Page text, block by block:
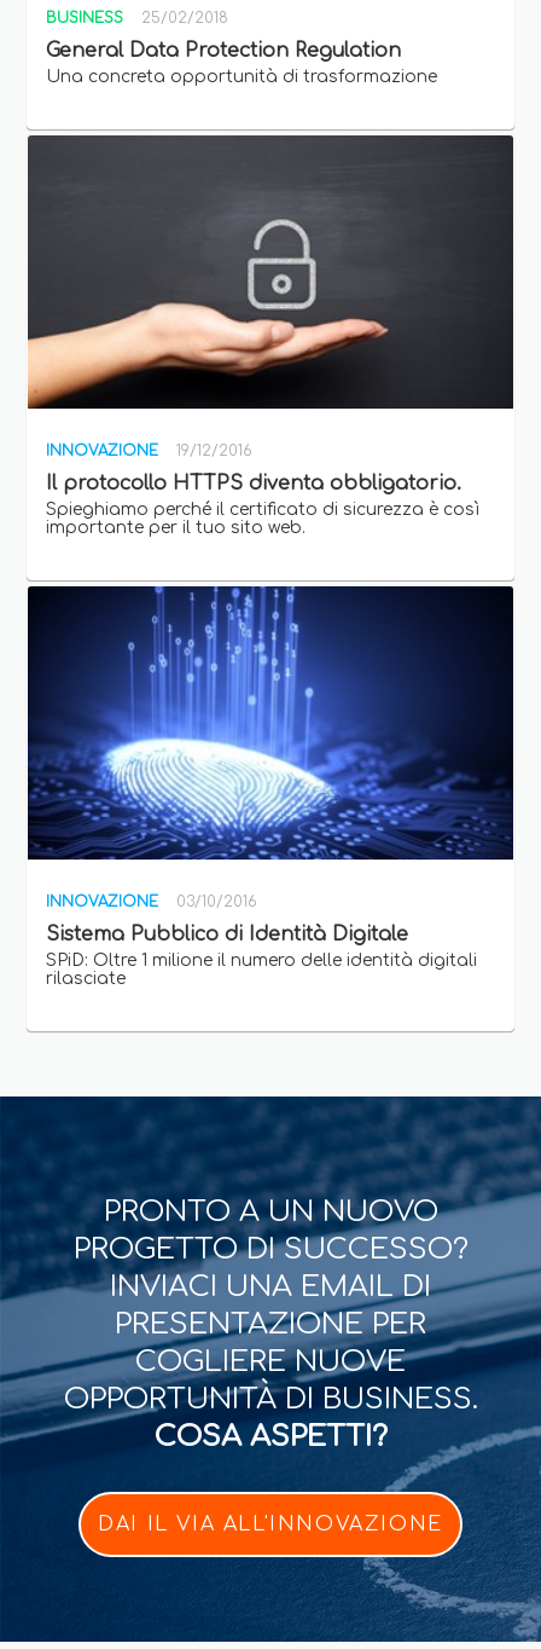
BUSINESS 25/02/2018
General Data Protection Regulation
Una concreta opportunità di trasformazione
INNOVAZIONE 19/12/2016
Il protocollo HTTPS diventa obbligatorio.
Spieghiamo perché il certificato di sicurezza è così
importante per il tuo sito web.
INNOVAZIONE 03/10/2016
Sistema Pubblico di Identità Digitale
SPiD: Oltre 1 milione il numero delle identità digitali
rilasciate
PRONTO A UN NUOVO
PROGETTO DI SUCCESSO?
INVIACI UNA EMAIL DI
PRESENTAZIONE PER
COGLIERE NUOVE
OPPORTUNITÀ DI BUSINESS.
COSA ASPETTI?
DAI IL VIA ALL'INNOVAZIONE